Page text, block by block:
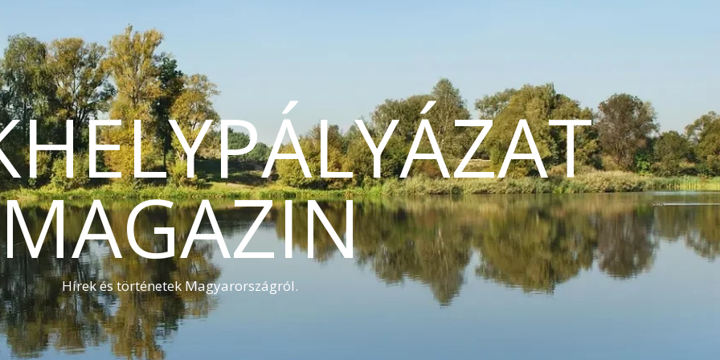
MAGAZIN
Hírek és történetek Magyarországról.